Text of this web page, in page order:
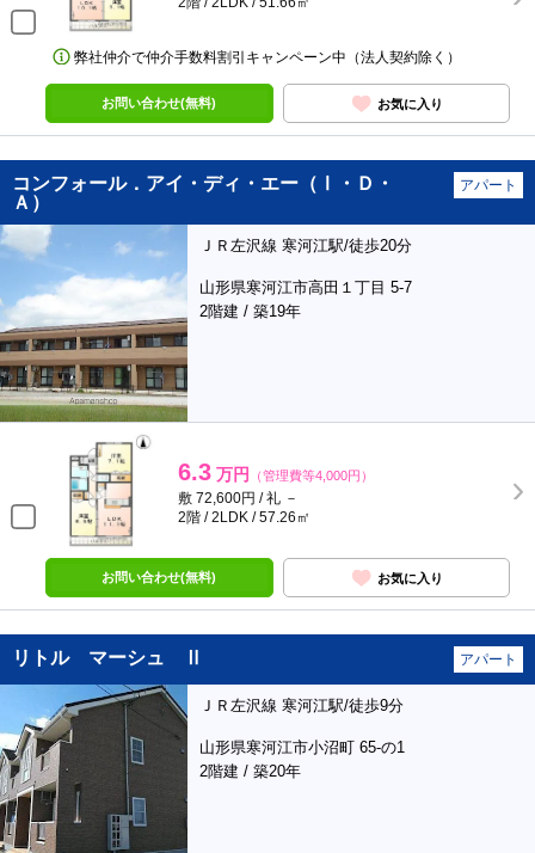
弊社仲介で仲介手数料割引キャンペーン中（法人契約除く）
お問い合わせ(無料) お気に入り
コンフォール．アイ・ディ・エー（Ⅰ・Ｄ・
Ａ）
アパート
ＪＲ左沢線 寒河江駅/徒歩20分
山形県寒河江市高田１丁目 5-7
2階建 / 築19年
6.3 万円 （管理費等4,000円）
敷 72,600円 / 礼 －
2階 / 2LDK / 57.26㎡
お問い合わせ(無料) お気に入り
リトル マーシュ Ⅱ アパート
ＪＲ左沢線 寒河江駅/徒歩9分
山形県寒河江市小沼町 65-の1
2階建 / 築20年